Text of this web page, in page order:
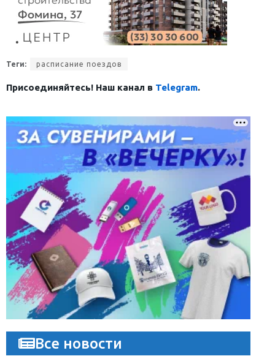
Теги: расписание поездов
Присоединяйтесь! Наш канал в Telegram.
Все новости